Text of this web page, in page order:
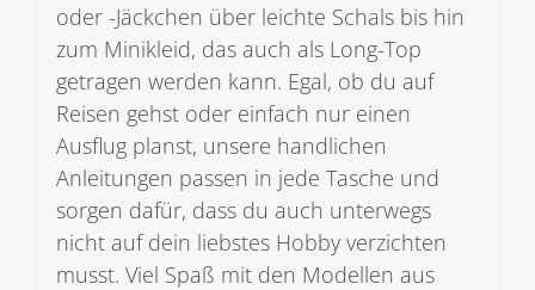
oder -Jäckchen über leichte Schals bis hin
zum Minikleid, das auch als Long-Top
getragen werden kann. Egal, ob du auf
Reisen gehst oder einfach nur einen
Ausflug planst, unsere handlichen
Anleitungen passen in jede Tasche und
sorgen dafür, dass du auch unterwegs
nicht auf dein liebstes Hobby verzichten
musst. Viel Spaß mit den Modellen aus